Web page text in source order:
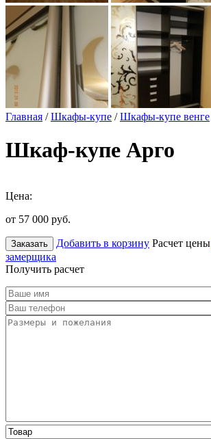
Главная /Шкафы-купе /Шкафы-купе венге
Шкаф-купе Арго
Цена:
от 57 000 руб.
Заказать Добавить в корзину Расчет цены
замерщика
Получить расчет